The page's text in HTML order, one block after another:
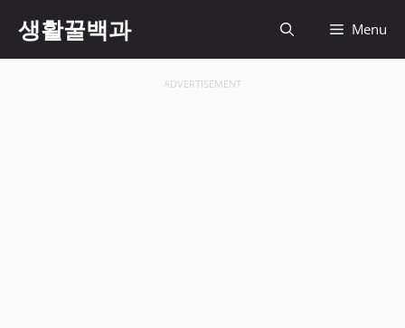
생활꿀백과 Menu
ADVERTISEMENT